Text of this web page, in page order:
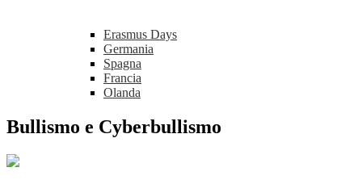
Erasmus Days
Germania
Spagna
Francia
Olanda
Bullismo e Cyberbullismo